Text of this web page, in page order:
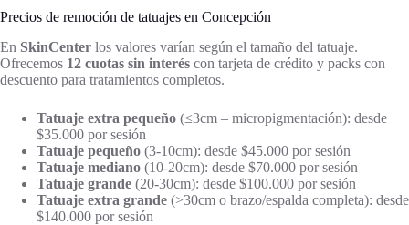
Precios de remoción de tatuajes en Concepción
En SkinCenter los valores varían según el tamaño del tatuaje.
Ofrecemos 12 cuotas sin interés con tarjeta de crédito y packs con
descuento para tratamientos completos.
Tatuaje extra pequeño (≤3cm – micropigmentación): desde
$35.000 por sesión
Tatuaje pequeño (3-10cm): desde $45.000 por sesión
Tatuaje mediano (10-20cm): desde $70.000 por sesión
Tatuaje grande (20-30cm): desde $100.000 por sesión
Tatuaje extra grande (>30cm o brazo/espalda completa): desde
$140.000 por sesión